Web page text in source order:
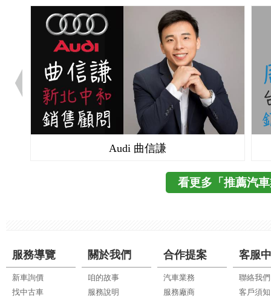
Audi 曲信謙
看更多「推薦汽
服務導覽
新車詢價
找中古車
關於我們
咱的故事
服務說明
合作提案
汽車業務
服務廠商
客服
聯絡我們
客戶須知